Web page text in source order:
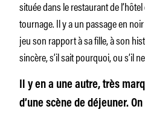
située dans le restaurant de l’hôtel
tournage. Il y a un passage en
jeu son rapport à sa fille, à son
sincère, s’il sait pourquoi, ou s’il
Il y en a une autre, très
d’une scène de déjeuner.